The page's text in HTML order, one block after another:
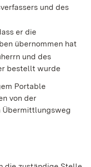
und des
er die
übernommen hat
und des
bestellt wurde
Portable
von der
Übermittlungsweg